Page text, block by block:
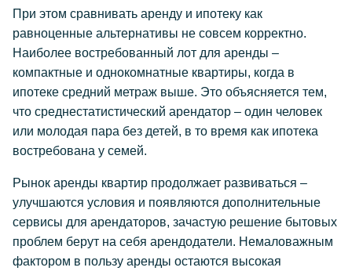
При этом сравнивать аренду и ипотеку как
равноценные альтернативы не совсем корректно.
Наиболее востребованный лот для аренды –
компактные и однокомнатные квартиры, когда в
ипотеке средний метраж выше. Это объясняется тем,
что среднестатистический арендатор – один человек
или молодая пара без детей, в то время как ипотека
востребована у семей.
Рынок аренды квартир продолжает развиваться –
улучшаются условия и появляются дополнительные
сервисы для арендаторов, зачастую решение бытовых
проблем берут на себя арендодатели. Немаловажным
фактором в пользу аренды остаются высокая